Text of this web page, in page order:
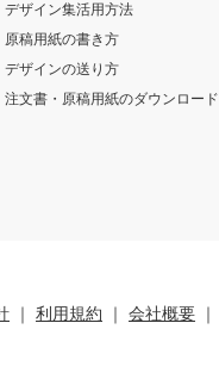
デザイン集活用方法
原稿用紙の書き方
デザインの送り方
注文書・原稿用紙のダウンロード
｜ 利用規約 ｜ 会社概要 ｜